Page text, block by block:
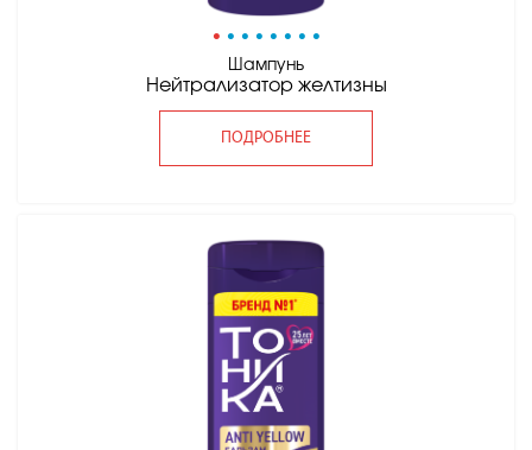
• • • • • • • •
Шампунь
Нейтрализатор желтизны
ПОДРОБНЕЕ